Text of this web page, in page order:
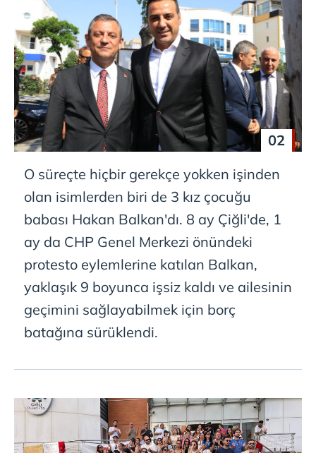
02
O süreçte hiçbir gerekçe yokken işinden
olan isimlerden biri de 3 kız çocuğu
babası Hakan Balkan'dı. 8 ay Çiğli'de, 1
ay da CHP Genel Merkezi önündeki
protesto eylemlerine katılan Balkan,
yaklaşık 9 boyunca işsiz kaldı ve ailesinin
geçimini sağlayabilmek için borç
batağına sürüklendi.